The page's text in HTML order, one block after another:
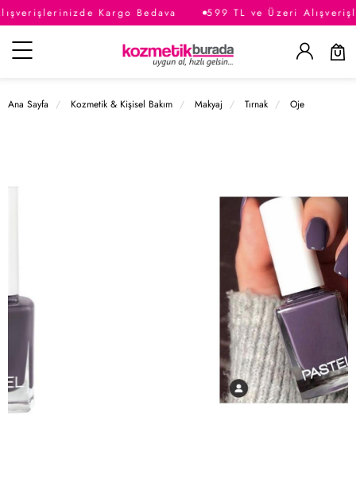
Kargo Bedava 599 TL ve Üzeri
Kategoriler
Ana Sayfa Kozmetik & Kişisel Bakım Makyaj Tırnak Oje